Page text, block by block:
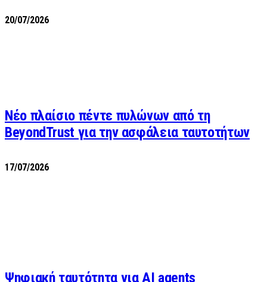
20/07/2026
Νέο πλαίσιο πέντε πυλώνων από τη
BeyondTrust για την ασφάλεια ταυτοτήτων
17/07/2026
Ψηφιακή ταυτότητα για AI agents